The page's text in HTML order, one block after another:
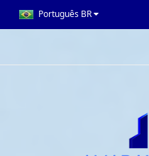
Português BR